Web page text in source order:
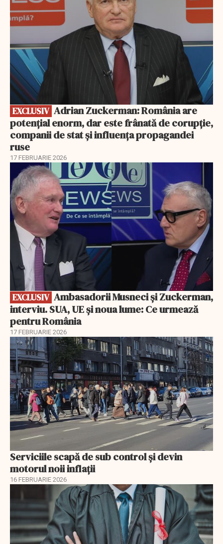
EXCLUSIV
potențial enorm, dar este frânată de corupție,
companii de stat și influența propagandei
ruse
17 FEBRUARIE 2026
EXCLUSIV
EXCLUSIV
interviu. SUA, UE și noua lume: Ce urmează
pentru România
17 FEBRUARIE 2026
Serviciile scapă de sub control și devin
motorul noii inflații
16 FEBRUARIE 2026